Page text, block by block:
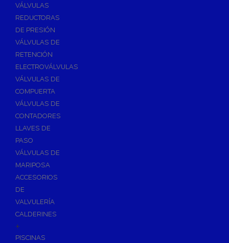
VÁLVULAS
REDUCTORAS
DE PRESIÓN
VÁLVULAS DE
RETENCIÓN
ELECTROVÁLVULAS
VÁLVULAS DE
COMPUERTA
VÁLVULAS DE
CONTADORES
LLAVES DE
PASO
VÁLVULAS DE
MARIPOSA
ACCESORIOS
DE
VALVULERÍA
CALDERINES
+
PISCINAS